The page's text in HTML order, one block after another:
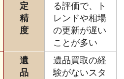
定
精
度
る評価で、ト
レンドや相場
の更新が遅い
ことが多い
遺
品
遺品買取の経
験がないスタ